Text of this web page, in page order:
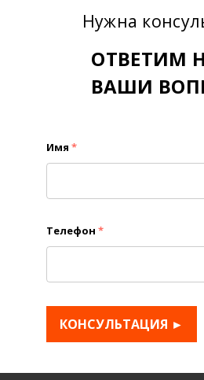
Нужна
ОТВЕТИМ
ВАШИ
Имя *
Телефон *
КОНСУЛЬТАЦИЯ ►